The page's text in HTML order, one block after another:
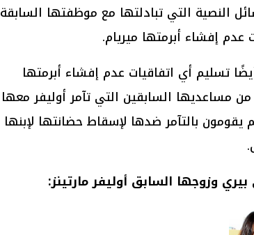
النصية التي تبادلتها مع موظفتها السابقة
عدم إفشاء أبرمتها ميريام.
تسليم أي اتفاقيات عدم إفشاء أبرمتها
مساعديها السابقين التي تآمر أوليفر معها
بالتآمر ضدها لإسقاط حضانتها لإبنها
وزوجها السابق أوليفر مارتينز: